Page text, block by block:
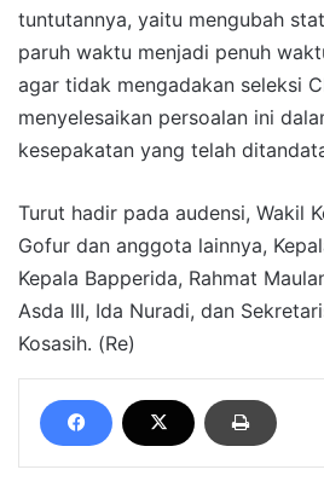
tuntutannya, yaitu mengubah
paruh waktu menjadi penuh
agar tidak mengadakan seleksi
menyelesaikan persoalan ini
kesepakatan yang telah
Turut hadir pada audensi, Wakil
Gofur dan anggota lainnya,
Kepala Bapperida, Rahmat
Asda III, Ida Nuradi, dan
Kosasih. (Re)